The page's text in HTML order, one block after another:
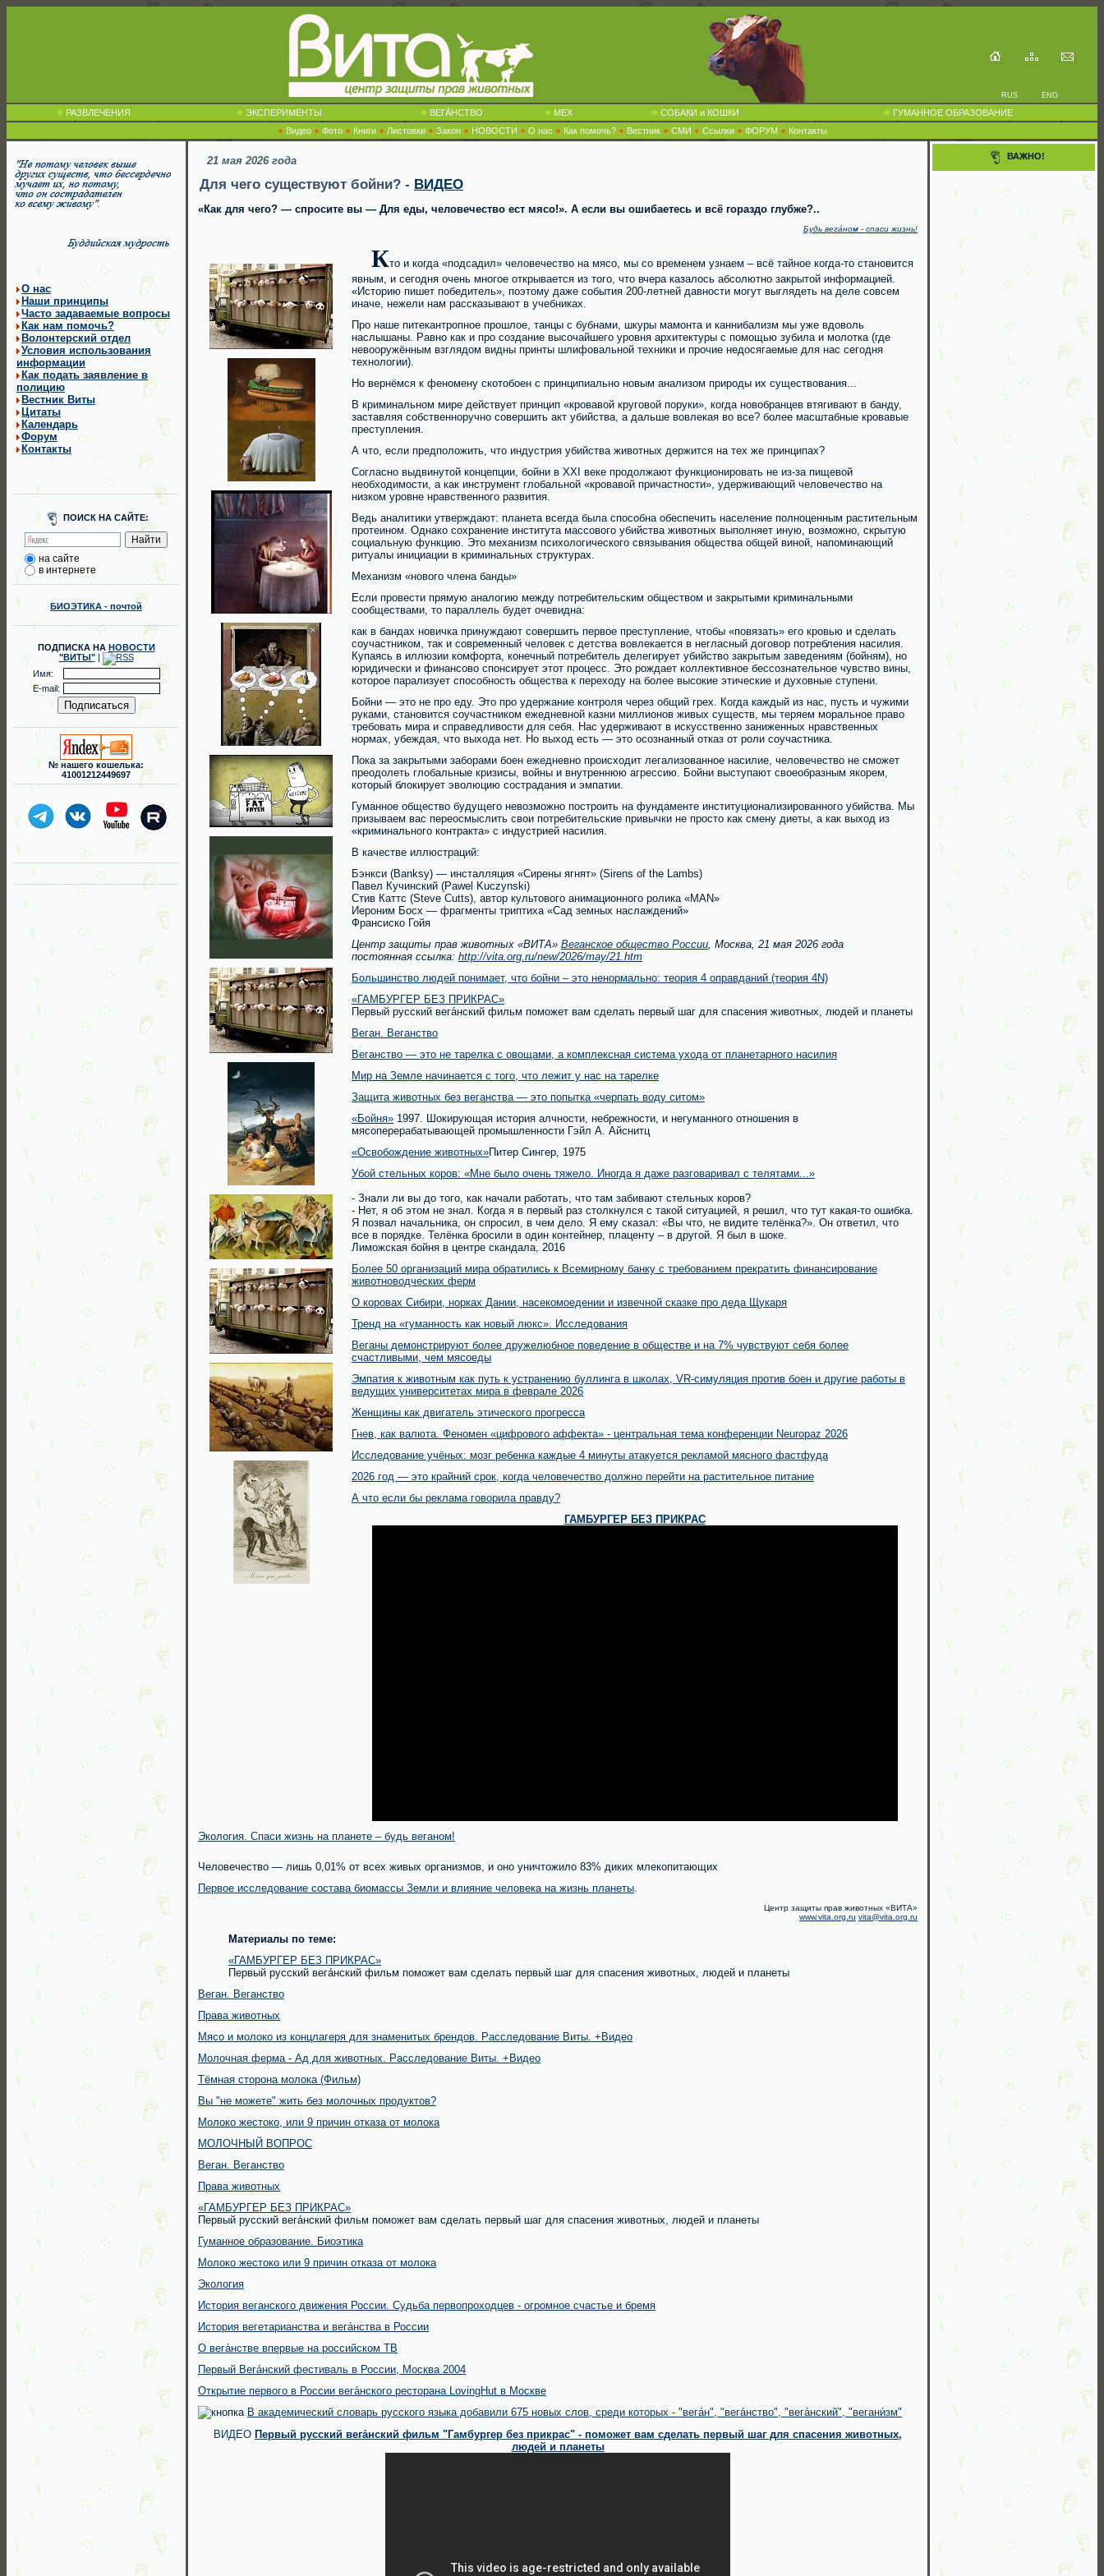
RUS ENG
РАЗВЛЕЧЕНИЯ ЭКСПЕРИМЕНТЫ ВЕГА́НСТВО МЕХ СОБАКИ и КОШКИ
ГУМАННОЕ ОБРАЗОВАНИЕ
Видео
Фото Книги Листовки Закон НОВОСТИ О нас Как помочь? Вестник СМИ Ссылки ФОРУМ Контакты
О нас
Наши принципы
Часто задаваемые вопросы
Как нам помочь?
Волонтерский отдел
Условия использования
информации
Как подать заявление в
полицию
Вестник Виты
Цитаты
Календарь
Форум
Контакты
ПОИСК НА САЙТЕ:
на сайте
в интернете
БИОЭТИКА - почтой
ПОДПИСКА НА НОВОСТИ
"ВИТЫ"|
Имя:
E-mail:
№ нашего кошелька:
41001212449697
21 мая 2026 года
Для чего существуют бойни? - ВИДЕО
«Как для чего? — спросите вы — Для еды, человечество ест мясо!». А если вы ошибаетесь и всё гораздо глубже?..
Будь вега́ном - спаси жизнь!
Кто и когда «подсадил» человечество на мясо, мы со временем узнаем – всё тайное когда-то становится
явным, и сегодня очень многое открывается из того, что вчера казалось абсолютно закрытой информацией.
«Историю пишет победитель», поэтому даже события 200-летней давности могут выглядеть на деле совсем
иначе, нежели нам рассказывают в учебниках.
Про наше питекантропное прошлое, танцы с бубнами, шкуры мамонта и каннибализм мы уже вдоволь
наслышаны. Равно как и про создание высочайшего уровня архитектуры с помощью зубила и молотка (где
невооружённым взглядом видны принты шлифовальной техники и прочие недосягаемые для нас сегодня
технологии).
Но вернёмся к феномену скотобоен с принципиально новым анализом природы их существования...
В криминальном мире действует принцип «кровавой круговой поруки», когда новобранцев втягивают в банду,
заставляя собственноручно совершить акт убийства, а дальше вовлекая во все? более масштабные кровавые
преступления.
А что, если предположить, что индустрия убийства животных держится на тех же принципах?
Согласно выдвинутой концепции, бойни в XXI веке продолжают функционировать не из-за пищевой
необходимости, а как инструмент глобальной «кровавой причастности», удерживающий человечество на
низком уровне нравственного развития.
Ведь аналитики утверждают: планета всегда была способна обеспечить население полноценным растительным
протеином. Однако сохранение института массового убийства животных выполняет иную, возможно, скрытую
социальную функцию. Это механизм психологического связывания общества общей виной, напоминающий
ритуалы инициации в криминальных структурах.
Механизм «нового члена банды»
Если провести прямую аналогию между потребительским обществом и закрытыми криминальными
сообществами, то параллель будет очевидна:
как в бандах новичка принуждают совершить первое преступление, чтобы «повязать» его кровью и сделать
соучастником, так и современный человек с детства вовлекается в негласный договор потребления насилия.
Купаясь в иллюзии комфорта, конечный потребитель делегирует убийство закрытым заведениям (бойням), но
юридически и финансово спонсирует этот процесс. Это рождает коллективное бессознательное чувство вины,
которое парализует способность общества к переходу на более высокие этические и духовные ступени.
Бойни — это не про еду. Это про удержание контроля через общий грех. Когда каждый из нас, пусть и чужими
руками, становится соучастником ежедневной казни миллионов живых существ, мы теряем моральное право
требовать мира и справедливости для себя. Нас удерживают в искусственно заниженных нравственных
нормах, убеждая, что выхода нет. Но выход есть — это осознанный отказ от роли соучастника.
Пока за закрытыми заборами боен ежедневно происходит легализованное насилие, человечество не сможет
преодолеть глобальные кризисы, войны и внутреннюю агрессию. Бойни выступают своеобразным якорем,
который блокирует эволюцию сострадания и эмпатии.
Гуманное общество будущего невозможно построить на фундаменте институционализированного убийства. Мы
призываем вас переосмыслить свои потребительские привычки не просто как смену диеты, а как выход из
«криминального контракта» с индустрией насилия.
В качестве иллюстраций:
Бэнкси (Banksy) — инсталляция «Сирены ягнят» (Sirens of the Lambs)
Павел Кучинский (Pawel Kuczynski)
Стив Каттс (Steve Cutts), автор культового анимационного ролика «MAN»
Иероним Босх — фрагменты триптиха «Сад земных наслаждений»
Франсиско Гойя
Центр защиты прав животных «ВИТА» Веганское общество России, Москва, 21 мая 2026 года
постоянная ссылка: http://vita.org.ru/new/2026/may/21.htm
Большинство людей понимает, что бойни – это ненормально: теория 4 оправданий (теория 4N)
«ГАМБУРГЕР БЕЗ ПРИКРАС»
Первый русский вега́нский фильм поможет вам сделать первый шаг для спасения животных, людей и планеты
Веган. Веганство
Веганство — это не тарелка с овощами, а комплексная система ухода от планетарного насилия
Мир на Земле начинается с того, что лежит у нас на тарелке
Защита животных без веганства — это попытка «черпать воду ситом»
«Бойня» 1997. Шокирующая история алчности, небрежности, и негуманного отношения в
мясоперерабатывающей промышленности Гэйл А. Айснитц
«Освобождение животных»Питер Сингер, 1975
Убой стельных коров: «Мне было очень тяжело. Иногда я даже разговаривал с телятами...»
- Знали ли вы до того, как начали работать, что там забивают стельных коров?
- Нет, я об этом не знал. Когда я в первый раз столкнулся с такой ситуацией, я решил, что тут какая-то ошибка.
Я позвал начальника, он спросил, в чем дело. Я ему сказал: «Вы что, не видите телёнка?». Он ответил, что
все в порядке. Телёнка бросили в один контейнер, плаценту – в другой. Я был в шоке.
Лиможская бойня в центре скандала, 2016
Более 50 организаций мира обратились к Всемирному банку с требованием прекратить финансирование
животноводческих ферм
О коровах Сибири, норках Дании, насекомоедении и извечной сказке про деда Щукаря
Тренд на «гуманность как новый люкс». Исследования
Веганы демонстрируют более дружелюбное поведение в обществе и на 7% чувствуют себя более
счастливыми, чем мясоеды
Эмпатия к животным как путь к устранению буллинга в школах, VR-симуляция против боен и другие работы в
ведущих университетах мира в феврале 2026
Женщины как двигатель этического прогресса
Гнев, как валюта. Феномен «цифрового аффекта» - центральная тема конференции Neuropaz 2026
Исследование учёных: мозг ребенка каждые 4 минуты атакуется рекламой мясного фастфуда
2026 год — это крайний срок, когда человечество должно перейти на растительное питание
А что если бы реклама говорила правду?
ГАМБУРГЕР БЕЗ ПРИКРАС
Экология. Cпаси жизнь на планете – будь веганом!
Человечество — лишь 0,01% от всех живых организмов, и оно уничтожило 83% диких млекопитающих
Первое исследование состава биомассы Земли и влияние человека на жизнь планеты.
Центр защиты прав животных «ВИТА»
www.vita.org.ru vita@vita.org.ru
Материалы по теме:
«ГАМБУРГЕР БЕЗ ПРИКРАС»
Первый русский вега́нский фильм поможет вам сделать первый шаг для спасения животных, людей и планеты
Веган. Веганство
Права животных
Мясо и молоко из концлагеря для знаменитых брендов. Расследование Виты. +Видео
Молочная ферма - Ад для животных. Расследование Виты. +Видео
Тёмная сторона молока (Фильм)
Вы "не можете" жить без молочных продуктов?
Молоко жестоко, или 9 причин отказа от молока
МОЛОЧНЫЙ ВОПРОС
Веган. Веганство
Права животных
«ГАМБУРГЕР БЕЗ ПРИКРАС»
Первый русский вега́нский фильм поможет вам сделать первый шаг для спасения животных, людей и планеты
Гуманное образование. Биоэтика
Молоко жестоко или 9 причин отказа от молока
Экология
История веганского движения России. Судьба первопроходцев - огромное счастье и бремя
История вегетарианства и вега́нства в России
О вега́нстве впервые на российском ТВ
Первый Вега́нский фестиваль в России, Москва 2004
Открытие первого в России вега́нского ресторана LovingHut в Москве
В академический словарь русского языка добавили 675 новых слов, среди которых - "вега́н", "вега́нство", "вега́нский", "вегани́зм"
ВИДЕО Первый русский вега́нский фильм "Гамбургер без прикрас" - поможет вам сделать первый шаг для спасения животных,
людей и планеты
ВАЖНО!